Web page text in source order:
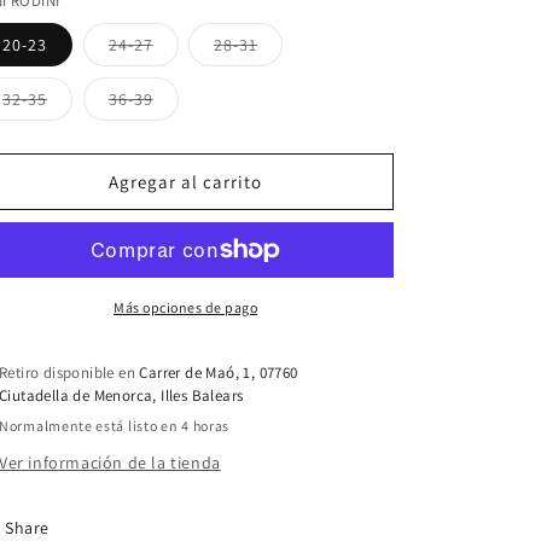
20-23 24-27Variante
agotada
o
no
disponible
28-31Variante
agotada
32-35Variante
agotada
no
36-39Variante
agotada
no
Agregar al carrito
Más opciones de pago
Retiro disponible enCarrer de Maó, 1, 07760
Ciutadella de Menorca, Illes Balears
Normalmente está listo en 4 horas
Ver información de la tienda
Share